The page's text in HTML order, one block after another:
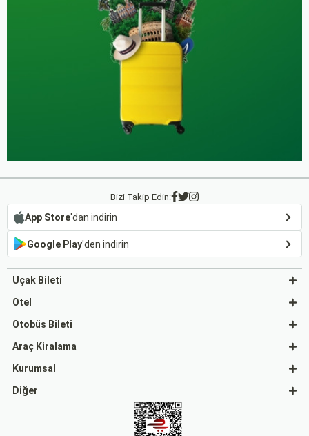
Bizi Takip Edin:
App Store'dan indirin
Google Play'den indirin
Uçak Bileti
Otel
Otobüs Bileti
Araç Kiralama
Kurumsal
Diğer